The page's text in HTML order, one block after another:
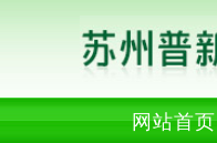
网站首页